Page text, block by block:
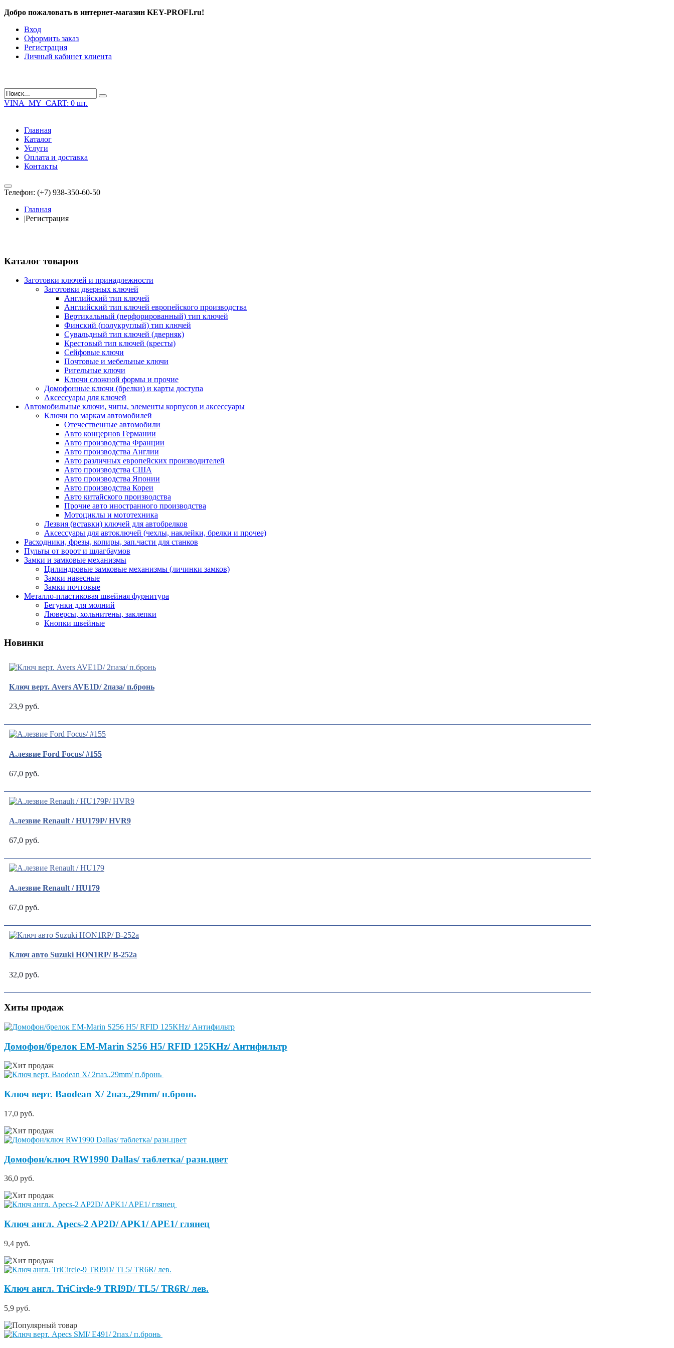
Добро пожаловать в интернет-магазин KEY-PROFI.ru!
Вход
Оформить заказ
Регистрация
Личный кабинет клиента
VINA_MY_CART: 0 шт.
Главная
Каталог
Услуги
Оплата и доставка
Контакты
Телефон: (+7) 938-350-60-50
Главная
|Регистрация
Каталог товаров
Заготовки ключей и принадлежности
Заготовки дверных ключей
Английский тип ключей
Английский тип ключей европейского производства
Вертикальный (перфорированный) тип ключей
Финский (полукруглый) тип ключей
Сувальдный тип ключей (дверняк)
Крестовый тип ключей (кресты)
Сейфовые ключи
Почтовые и мебельные ключи
Ригельные ключи
Ключи сложной формы и прочие
Домофонные ключи (брелки) и карты доступа
Аксессуары для ключей
Автомобильные ключи, чипы, элементы корпусов и аксессуары
Ключи по маркам автомобилей
Отечественные автомобили
Авто концернов Германии
Авто производства Франции
Авто производства Англии
Авто различных европейских производителей
Авто производства США
Авто производства Японии
Авто производства Кореи
Авто китайского производства
Прочие авто иностранного производства
Мотоциклы и мототехника
Лезвия (вставки) ключей для автобрелков
Аксессуары для автоключей (чехлы, наклейки, брелки и прочее)
Расходники, фрезы, копиры, зап.части для станков
Пульты от ворот и шлагбаумов
Замки и замковые механизмы
Цилиндровые замковые механизмы (личинки замков)
Замки навесные
Замки почтовые
Металло-пластиковая швейная фурнитура
Бегунки для молний
Люверсы, хольнитены, заклепки
Кнопки швейные
Новинки
Ключ верт. Avers AVE1D/ 2паза/ п.бронь
23,9 руб.
А.лезвие Ford Focus/ #155
67,0 руб.
А.лезвие Renault / HU179P/ HVR9
67,0 руб.
А.лезвие Renault / HU179
67,0 руб.
Ключ авто Suzuki HON1RP/ В-252a
32,0 руб.
Хиты продаж
Домофон/брелок EM-Marin S256 H5/ RFID 125KHz/ Антифильтр
Ключ верт. Baodean X/ 2паз.,29mm/ п.бронь
17,0 руб.
Домофон/ключ RW1990 Dallas/ таблетка/ разн.цвет
36,0 руб.
Ключ англ. Apecs-2 AP2D/ APK1/ APE1/ глянец
9,4 руб.
Ключ англ. TriCircle-9 TRI9D/ TL5/ TR6R/ лев.
5,9 руб.